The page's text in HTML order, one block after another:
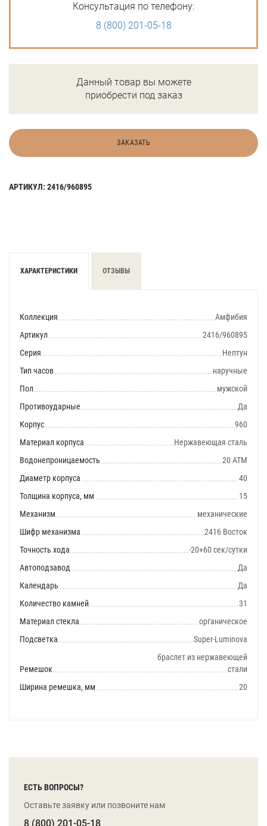
Консультация по телефону:
8 (800) 201-05-18
Данный товар вы можете
приобрести под заказ
ЗАКАЗАТЬ
АРТИКУЛ: 2416/960895
ХАРАКТЕРИСТИКИ ОТЗЫВЫ
Коллекция
Амфибия
Артикул
2416/960895
Серия
Нептун
Тип часов
наручные
Пол
мужской
Противоударные
Да
Корпус
960
Материал корпуса
Нержавеющая сталь
Водонепроницаемость
20 АТМ
Диаметр корпуса
40
Толщина корпуса, мм
15
Механизм
механические
Шифр механизма
2416 Восток
Точность хода
-20+60 сек/сутки
Автоподзавод
Да
Календарь
Да
Количество камней
31
Материал стекла
органическое
Подсветка
Super-Luminova
Ремешок
браслет из нержавеющей
стали
Ширина ремешка, мм
20
ЕСТЬ ВОПРОСЫ?
Оставьте заявку или позвоните нам
8 (800) 201-05-18